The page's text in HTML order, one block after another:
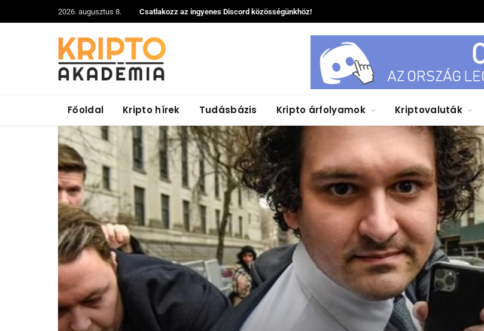
2026. augusztus 8. Csatlakozz az ingyenes Discord közösségünkhöz!
Főoldal Kripto hírek Tudásbázis Kripto árfolyamok Kriptovaluták